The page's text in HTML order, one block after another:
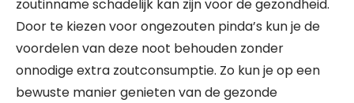
zoutinname schadelijk kan zijn voor de gezondheid.
Door te kiezen voor ongezouten pinda’s kun je de
voordelen van deze noot behouden zonder
onnodige extra zoutconsumptie. Zo kun je op een
bewuste manier genieten van de gezonde